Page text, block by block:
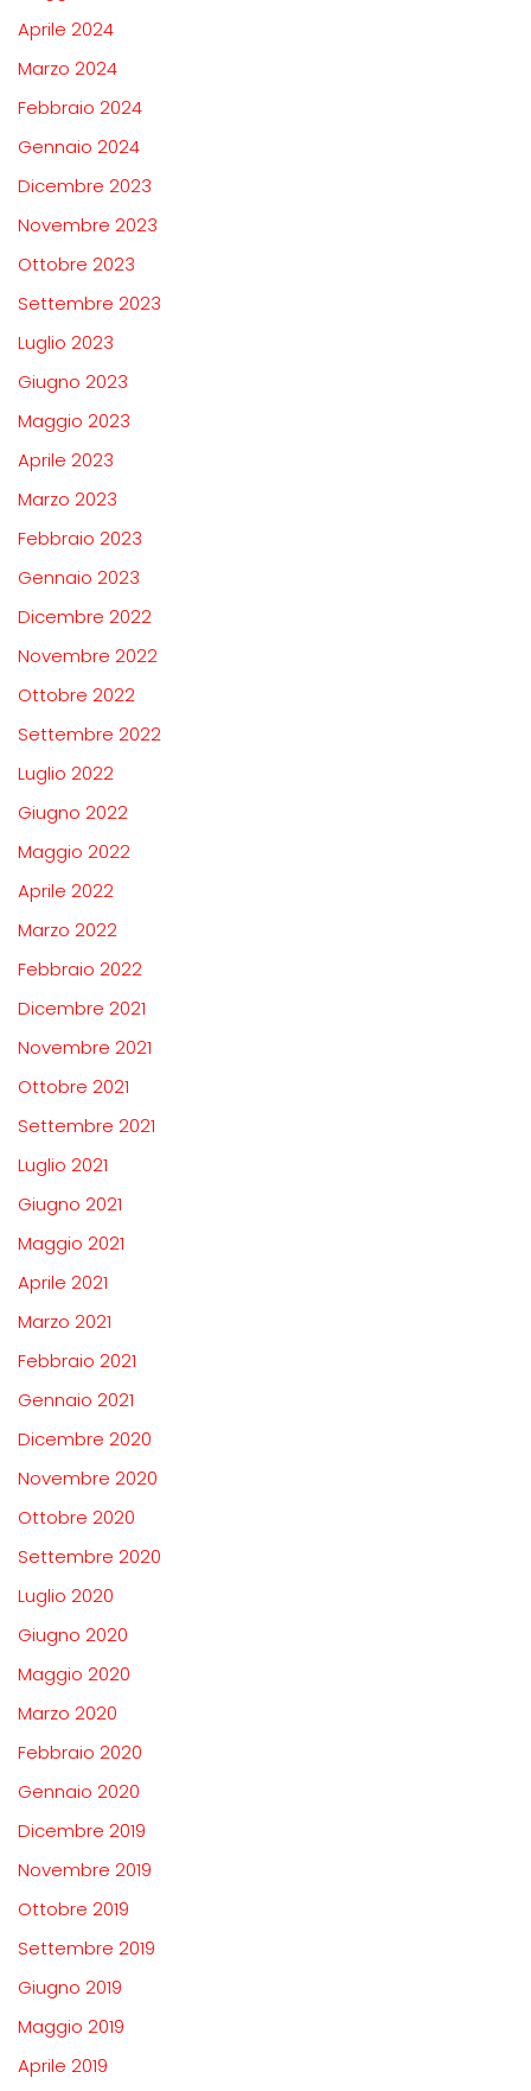
Aprile 2024
Marzo 2024
Febbraio 2024
Gennaio 2024
Dicembre 2023
Novembre 2023
Ottobre 2023
Settembre 2023
Luglio 2023
Giugno 2023
Maggio 2023
Aprile 2023
Marzo 2023
Febbraio 2023
Gennaio 2023
Dicembre 2022
Novembre 2022
Ottobre 2022
Settembre 2022
Luglio 2022
Giugno 2022
Maggio 2022
Aprile 2022
Marzo 2022
Febbraio 2022
Dicembre 2021
Novembre 2021
Ottobre 2021
Settembre 2021
Luglio 2021
Giugno 2021
Maggio 2021
Aprile 2021
Marzo 2021
Febbraio 2021
Gennaio 2021
Dicembre 2020
Novembre 2020
Ottobre 2020
Settembre 2020
Luglio 2020
Giugno 2020
Maggio 2020
Marzo 2020
Febbraio 2020
Gennaio 2020
Dicembre 2019
Novembre 2019
Ottobre 2019
Settembre 2019
Giugno 2019
Maggio 2019
Aprile 2019